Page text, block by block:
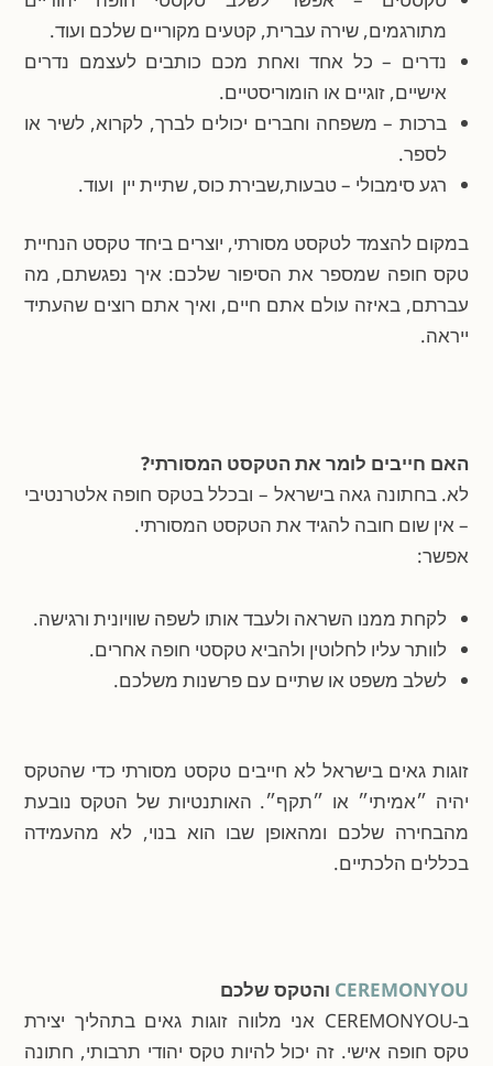
מתורגמים, שירה עברית, קטעים מקוריים שלכם ועוד.
נדרים – כל אחד ואחת מכם כותבים לעצמם נדרים
אישיים, זוגיים או הומוריסטיים.
ברכות – משפחה וחברים יכולים לברך, לקרוא, לשיר או
לספר.
רגע סימבולי – טבעות,שבירת כוס, שתיית יין ועוד.
במקום להצמד לטקסט מסורתי, יוצרים ביחד טקסט הנחיית
טקס חופה שמספר את הסיפור שלכם: איך נפגשתם, מה
עברתם, באיזה עולם אתם חיים, ואיך אתם רוצים שהעתיד
ייראה.
האם חייבים לומר את הטקסט המסורתי?
לא. בחתונה גאה בישראל – ובכלל בטקס חופה אלטרנטיבי
– אין שום חובה להגיד את הטקסט המסורתי.
אפשר:
לקחת ממנו השראה ולעבד אותו לשפה שוויונית ורגישה.
לוותר עליו לחלוטין ולהביא טקסטי חופה אחרים.
לשלב משפט או שתיים עם פרשנות משלכם.
זוגות גאים בישראל לא חייבים טקסט מסורתי כדי שהטקס
יהיה ״אמיתי״ או ״תקף״. האותנטיות של הטקס נובעת
מהבחירה שלכם ומהאופן שבו הוא בנוי, לא מהעמידה
בכללים הלכתיים.
CEREMONYOUוהטקס שלכם
ב-CEREMONYOU אני מלווה זוגות גאים בתהליך יצירת
טקס חופה אישי. זה יכול להיות טקס יהודי תרבותי, חתונה